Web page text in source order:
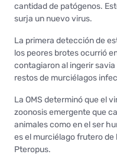
cantidad de patógenos.
surja un nuevo virus.
La primera detección de
los peores brotes ocurrió
contagiaron al ingerir
restos de murciélagos
La OMS determinó que el
zoonosis emergente que
animales como en el ser
es el murciélago frutero
Pteropus.